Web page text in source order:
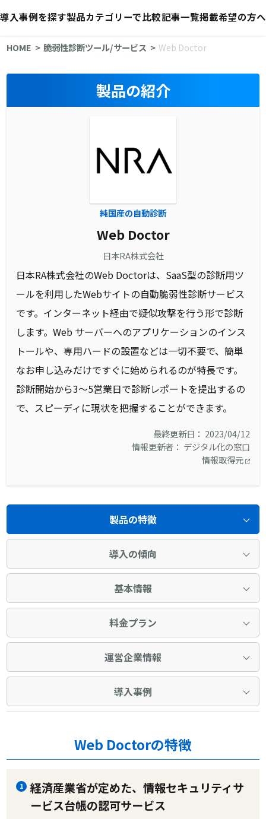
導入事例を探す製品カテゴリーで比較記事一覧掲載希望の方へ
HOME 脆弱性診断ツール/サービス Web Doctor
製品の紹介
純国産の自動診断
Web Doctor
日本RA株式会社
日本RA株式会社のWeb Doctorは、SaaS型の診断用ツ
ールを利用したWebサイトの自動脆弱性診断サービス
です。インターネット経由で疑似攻撃を行う形で診断
します。Web サーバーへのアプリケーションのインス
トールや、専用ハードの設置などは一切不要で、簡単
なお申し込みだけですぐに始められるのが特長です。
診断開始から3～5営業日で診断レポートを提出するの
で、スピーディに現状を把握することができます。
最終更新日： 2023/04/12
情報更新者： デジタル化の窓口
情報取得元
製品の特徴
導入の傾向
基本情報
料金プラン
運営企業情報
導入事例
Web Doctorの特徴
1
経済産業省が定めた、情報セキュリティサ
ービス台帳の認可サービス